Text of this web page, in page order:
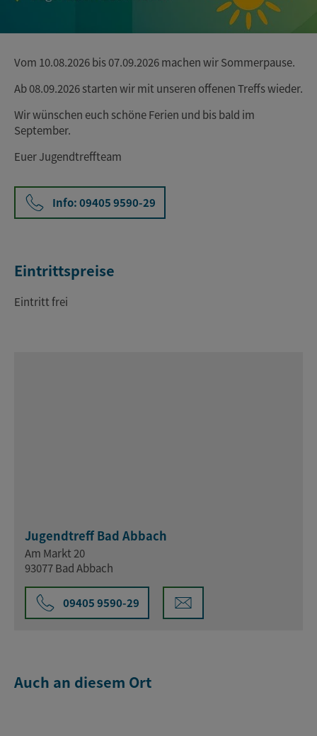
Vom 10.08.2026 bis 07.09.2026 machen wir Sommerpause.
Ab 08.09.2026 starten wir mit unseren offenen Treffs wieder.
Wir wünschen euch schöne Ferien und bis bald im
September.
Euer Jugendtreffteam
Info: 09405 9590-29
Eintrittspreise
Eintritt frei
Jugendtreff Bad Abbach
Am Markt 20
93077 Bad Abbach
09405 9590-29
Auch an diesem Ort